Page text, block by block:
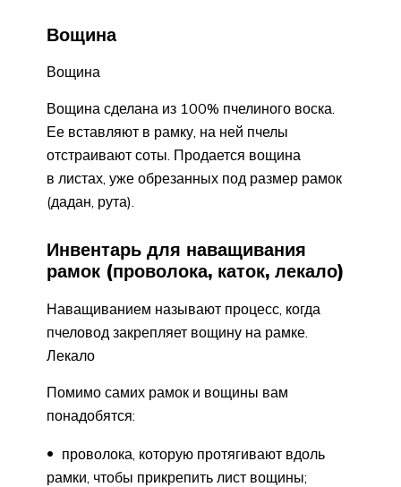
Вощина
Вощина
Вощина сделана из 100% пчелиного воска.
Ее вставляют в рамку, на ней пчелы
отстраивают соты. Продается вощина
в листах, уже обрезанных под размер рамок
(дадан, рута).
Инвентарь для наващивания
рамок (проволока, каток, лекало)
Наващиванием называют процесс, когда
пчеловод закрепляет вощину на рамке.
Лекало
Помимо самих рамок и вощины вам
понадобятся:
проволока, которую протягивают вдоль
рамки, чтобы прикрепить лист вощины;